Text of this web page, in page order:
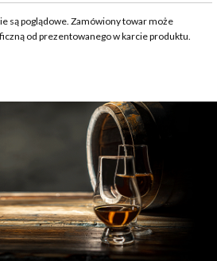
są poglądowe. Zamówiony towar może
od prezentowanego w karcie produktu.